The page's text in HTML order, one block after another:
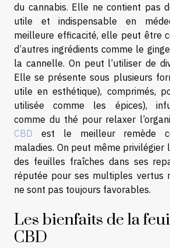
du cannabis. Elle ne contient pas
utile et indispensable en
meilleure efficacité, elle peut être
d’autres ingrédients comme le
la cannelle. On peut l’utiliser de
Elle se présente sous plusieurs
utile en esthétique), comprimés,
utilisée comme les épices),
comme du thé pour relaxer
CBD
est le meilleur remède
maladies. On peut même privilégier
des feuilles fraîches dans ses
réputée pour ses multiples vertus
ne sont pas toujours favorables.
Les bienfaits de la
CBD